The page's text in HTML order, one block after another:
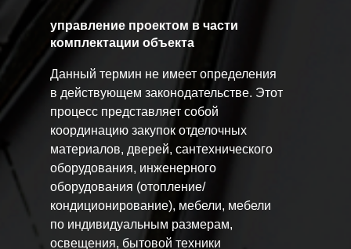
Данный термин не имеет определения
в действующем законодательстве. Этот
процесс представляет собой
координацию закупок отделочных
материалов, дверей, сантехнического
оборудования, инженерного
оборудования (отопление/
кондиционирование), мебели, мебели
по индивидуальным размерам,
освещения, бытовой техники
управление проектом в части
комплектации объекта